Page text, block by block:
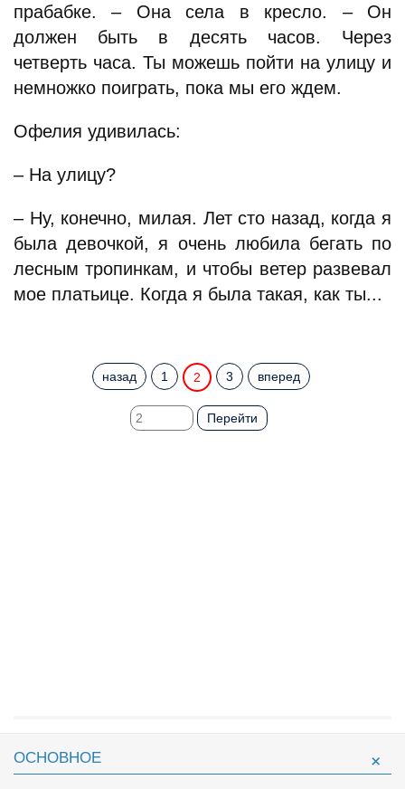
прабабке. – Она села в кресло. – Он
должен быть в десять часов. Через
четверть часа. Ты можешь пойти на улицу и
немножко поиграть, пока мы его ждем.
Офелия удивилась:
– На улицу?
– Ну, конечно, милая. Лет сто назад, когда я
была девочкой, я очень любила бегать по
лесным тропинкам, и чтобы ветер развевал
мое платьице. Когда я была такая, как ты...
назад 1 2 3 вперед
Перейти
ОСНОВНОЕ